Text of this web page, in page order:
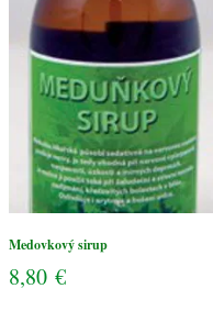
Medovkový sirup
8,80 €